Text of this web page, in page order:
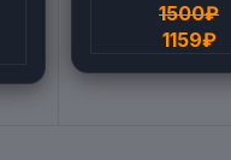
1500₽
1159₽